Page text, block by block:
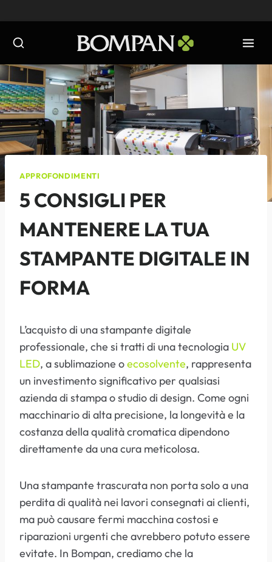
al
contenuto
APPROFONDIMENTI
5 CONSIGLI PER
MANTENERE LA TUA
STAMPANTE DIGITALE IN
FORMA
L’acquisto di una stampante digitale
professionale, che si tratti di una tecnologia UV
LED, a sublimazione oecosolvente, rappresenta
un investimento significativo per qualsiasi
azienda di stampa o studio di design. Come ogni
macchinario di alta precisione, la longevità e la
costanza della qualità cromatica dipendono
direttamente da una cura meticolosa.
Una stampante trascurata non porta solo a una
perdita di qualità nei lavori consegnati ai clienti,
ma può causare fermi macchina costosi e
riparazioni urgenti che avrebbero potuto essere
evitate. In Bompan, crediamo che la